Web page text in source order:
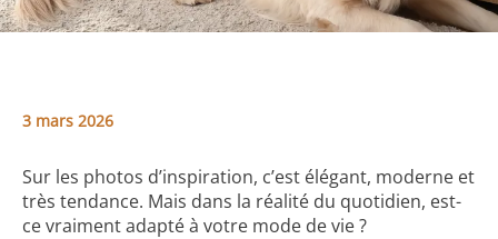
3 mars 2026
Sur les photos d’inspiration, c’est élégant, moderne et
très tendance. Mais dans la réalité du quotidien, est-
ce vraiment adapté à votre mode de vie ?